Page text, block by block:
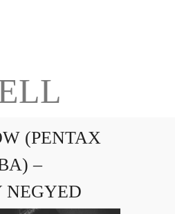
(PENTAX
–
NEGYED